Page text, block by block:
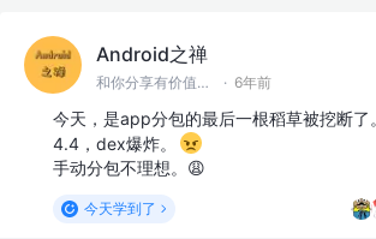
Android之禅
和你分享有价值有思考的技术文章 @微信 Ming_Lyan · 6年前
今天，是app分包的最后一根稻草被挖断了
4.4，dex爆炸。
手动分包不理想。😩
今天学到了